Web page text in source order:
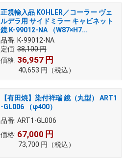
正規輸入品 KOHLER／コーラー ヴェ
ルデラ用 サイドミラー キャビネット
鏡 K-99012-NA （W87×H7...
品番: K-99012-NA
定価: 38,100円
価格: 36,957 円
40,653 円 （税込）
【有田焼】染付祥瑞 鏡（丸型） ART1
-GL006 （φ400）
品番: ART1-GL006
価格: 67,000 円
73,700 円 （税込）